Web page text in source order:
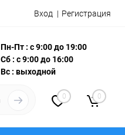
Вход Регистрация
Пн-Пт : с 9:00 до 19:00
Сб : с 9:00 до 16:00
Вс : выходной
0 0